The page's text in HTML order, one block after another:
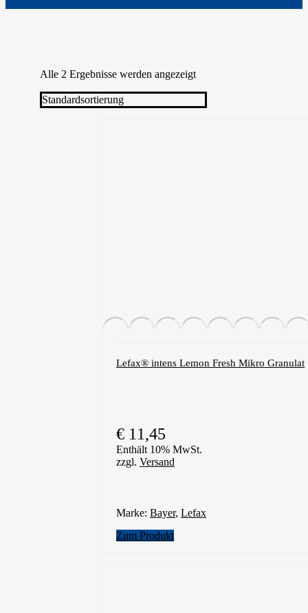
Alle 2 Ergebnisse werden angezeigt
Lefax® intens Lemon Fresh Mikro Granulat
€ 11,45
Enthält 10% MwSt.
zzgl. Versand
Marke: Bayer, Lefax
Zum Produkt